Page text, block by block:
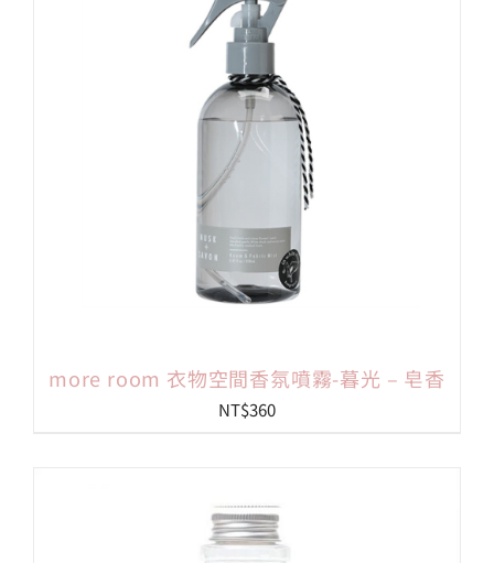
more room 衣物空間香氛噴霧-暮光 – 皂香
NT$360